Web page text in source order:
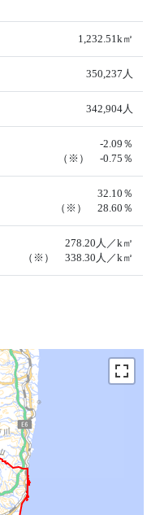
1,232.51k㎡
350,237人
342,904人
-2.09％
（※） -0.75％
32.10％
（※） 28.60％
278.20人／k㎡
（※） 338.30人／k㎡